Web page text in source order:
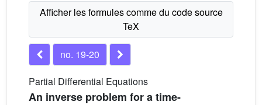
no. 19-20
Partial Differential Equations
An inverse problem for a time-